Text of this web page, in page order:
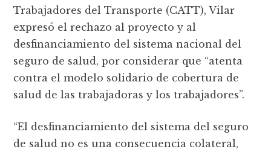
Trabajadores del Transporte (CATT), Vilar
expresó el rechazo al proyecto y al
desfinanciamiento del sistema nacional del
seguro de salud, por considerar que “atenta
contra el modelo solidario de cobertura de
salud de las trabajadoras y los trabajadores”.
“El desfinanciamiento del sistema del seguro
de salud no es una consecuencia colateral,